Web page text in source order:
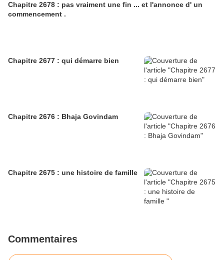
Chapitre 2678 : pas vraiment une fin ... et l'annonce d' un
commencement .
Chapitre 2677 : qui démarre bien
Chapitre 2676 : Bhaja Govindam
Chapitre 2675 : une histoire de famille
Commentaires